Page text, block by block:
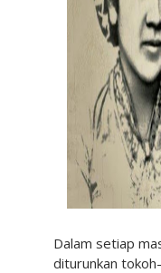
Dalam setiap
diturunkan